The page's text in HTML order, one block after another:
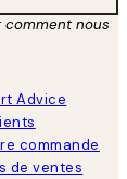
nous
Advice
commande
de ventes